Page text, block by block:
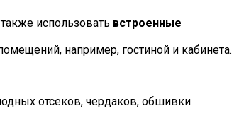
использовать встроенные
например, гостиной и кабинета.
отсеков, чердаков, обшивки